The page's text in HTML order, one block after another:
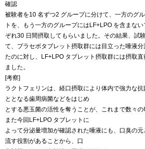
確認
被験者を10 名ずつ2 グループに分けて、一方のグ
トを、もう一方のグループにはLF+LPO を含まな
ぞれ30 日間摂取してもらいました。その結果、試
て、プラセボタブレット摂取群には目立った唾液
たのに対し、LF+LPO タブレット摂取群には摂取
ました。
[考察]
ラクトフェリンは、経口摂取により体内で強力な
ととなる歯周病菌などをはじめ
とする悪玉菌の活性を奪うことが、これまで数々の
また今回LF+LPO タブレットに
よって分泌量増加が確認された唾液にも、口臭の
流す役割があることから、口